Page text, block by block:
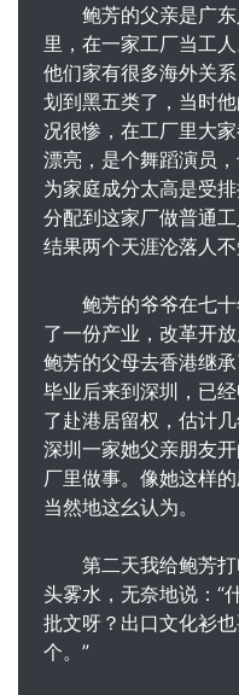
鲍芳的父亲是广东
里，在一家工厂当工
他们家有很多海外关
划到黑五类了，当时
况很惨，在工厂里大
漂亮，是个舞蹈演员
为家庭成分太高是受
分配到这家厂做普通工
结果两个天涯沦落人
鲍芳的爷爷在七十
了一份产业，改革开放
鲍芳的父母去香港继
毕业后来到深圳，已
了赴港居留权，估计
深圳一家她父亲朋友
厂里做事。像她这样
当然地这幺认为。
第二天我给鲍芳打
头雾水，无奈地说：“
批文呀？出口文化衫
个。”